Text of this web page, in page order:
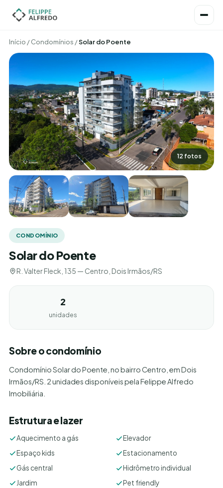
Início /Condomínios /Solar do Poente
12 fotos
CONDOMÍNIO
Solar do Poente
R. Valter Fleck, 135 — Centro, Dois Irmãos/RS
2
unidades
Sobre o condomínio
Condomínio Solar do Poente, no bairro Centro, em Dois
Irmãos/RS. 2 unidades disponíveis pela Felippe Alfredo
Imobiliária.
Estrutura e lazer
Aquecimento a gás
Elevador
Espaço kids
Estacionamento
Gás central
Hidrômetro individual
Jardim
Pet friendly